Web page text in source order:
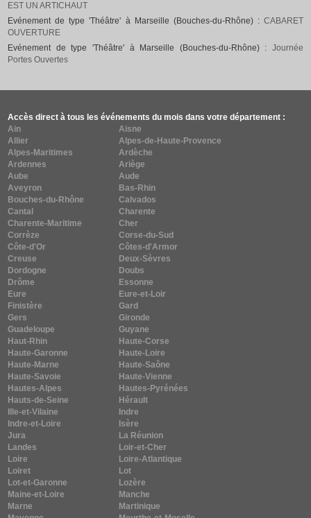
EST UN ARTICHAUT
Evénement de type 'Théâtre' à Marseille (Bouches-du-Rhône) : CABARET
OUVERTURE
Evénement de type 'Théâtre' à Marseille (Bouches-du-Rhône) : Journée
Portes Ouvertes
Accès direct à tous les événements du mois dans votre département :
Ain
Aisne
Allier
Alpes-de-Haute-Provence
Alpes-Maritimes
Ardèche
Ardennes
Ariège
Aube
Aude
Aveyron
Bas-Rhin
Bouches-du-Rhône
Calvados
Cantal
Charente
Charente-Maritime
Cher
Corrèze
Corse-du-Sud
Côte-d'Or
Côtes-d'Armor
Creuse
Deux-Sèvres
Dordogne
Doubs
Drôme
Essonne
Eure
Eure-et-Loir
Finistère
Gard
Gers
Gironde
Guadeloupe
Guyane
Haut-Rhin
Haute-Corse
Haute-Garonne
Haute-Loire
Haute-Marne
Haute-Saône
Haute-Savoie
Haute-Vienne
Hautes-Alpes
Hautes-Pyrénées
Hauts-de-Seine
Hérault
Ille-et-Vilaine
Indre
Indre-et-Loire
Isère
Jura
La Réunion
Landes
Loir-et-Cher
Loire
Loire-Atlantique
Loiret
Lot
Lot-et-Garonne
Lozère
Maine-et-Loire
Manche
Marne
Martinique